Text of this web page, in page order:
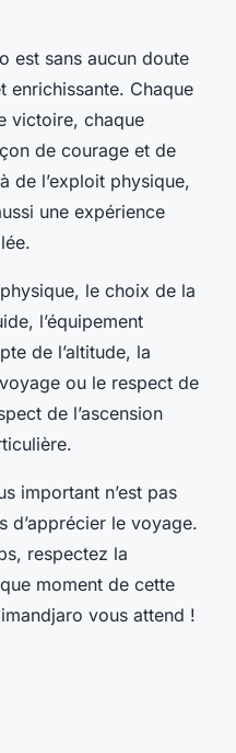
est sans aucun doute
enrichissante. Chaque
victoire, chaque
de courage et de
de l’exploit physique,
une expérience
le choix de la
l’équipement
de l’altitude, la
ou le respect de
de l’ascension
important n’est pas
d’apprécier le voyage.
respectez la
moment de cette
vous attend !